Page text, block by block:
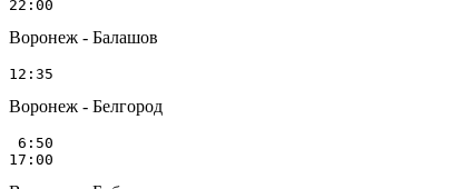
Воронеж - Балашов
Воронеж - Белгород
6:50